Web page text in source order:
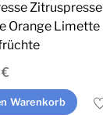
Zitruspresse
Orange Limette
€
Warenkorb